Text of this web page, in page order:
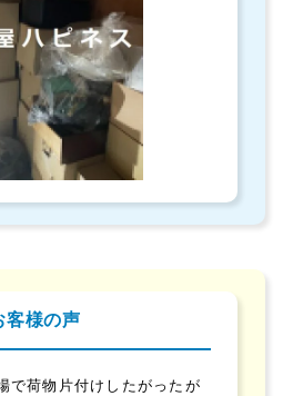
客様の声
で荷物片付けしたがったが